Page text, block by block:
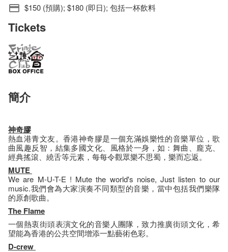
$150 (預購); $180 (即日); 包括一杯飲料
Tickets
簡介
神奇膠
熱血港青文友。香港神奇膠是一個充滿娛樂性的音樂單位，歌
曲風趣反智，結集多國文化、風格於一身，如：舞曲、龐克、
經典搖滾、繞舌等元素，每每令觀眾樂不思蜀，樂而忘返。
MUTE
We are M-U-T-E ! Mute the world's noise, Just listen to our
music.我們會為大家演奏不同類型的音樂，當中包括我們樂隊
的原創歌曲。
The Flame
一個熱衷街頭表演文化的音樂人團隊，致力推廣街頭文化，希
望能為香港的公共空間增添一點藝術色彩。
D-crew